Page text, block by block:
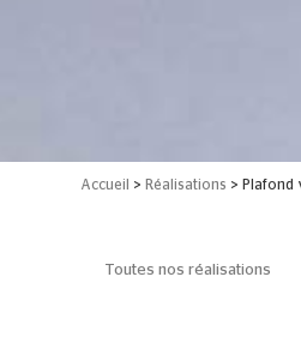
Accueil > Réalisations > Plafond
Toutes nos réalisations